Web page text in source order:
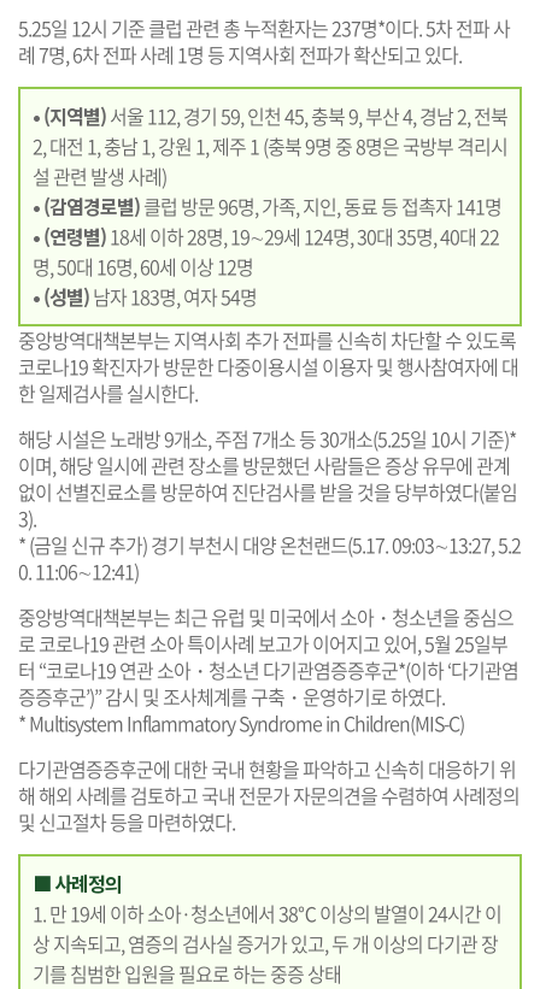
5.25일 12시 기준 클럽 관련 총 누적환자는 237명*이다. 5차 전파 사
례 7명, 6차 전파 사례 1명 등 지역사회 전파가 확산되고 있다.
• (지역별)서울 112, 경기 59, 인천 45, 충북 9, 부산 4, 경남 2, 전북
2, 대전 1, 충남 1, 강원 1, 제주 1 (충북 9명 중 8명은 국방부 격리시
설 관련 발생 사례)
• (감염경로별)클럽 방문 96명, 가족, 지인, 동료 등 접촉자 141명
• (연령별)18세 이하 28명, 19∼29세 124명, 30대 35명, 40대 22
명, 50대 16명, 60세 이상 12명
• (성별)남자 183명, 여자 54명
중앙방역대책본부는 지역사회 추가 전파를 신속히 차단할 수 있도록
코로나19 확진자가 방문한 다중이용시설 이용자 및 행사참여자에 대
한 일제검사를 실시한다.
해당 시설은 노래방 9개소, 주점 7개소 등 30개소(5.25일 10시 기준)*
이며, 해당 일시에 관련 장소를 방문했던 사람들은 증상 유무에 관계
없이 선별진료소를 방문하여 진단검사를 받을 것을 당부하였다(붙임
3).
* (금일 신규 추가) 경기 부천시 대양 온천랜드(5.17. 09:03∼13:27, 5.2
0. 11:06∼12:41)
중앙방역대책본부는 최근 유럽 및 미국에서 소아・청소년을 중심으
로 코로나19 관련 소아 특이사례 보고가 이어지고 있어, 5월 25일부
터 “코로나19 연관 소아・청소년 다기관염증증후군*(이하 ‘다기관염
증증후군’)” 감시 및 조사체계를 구축・운영하기로 하였다.
* Multisystem Inflammatory Syndrome in Children(MIS-C)
다기관염증증후군에 대한 국내 현황을 파악하고 신속히 대응하기 위
해 해외 사례를 검토하고 국내 전문가 자문의견을 수렴하여 사례정의
및 신고절차 등을 마련하였다.
■ 사례정의
1. 만 19세 이하 소아·청소년에서 38℃ 이상의 발열이 24시간 이
상 지속되고, 염증의 검사실 증거가 있고, 두 개 이상의 다기관 장
기를 침범한 입원을 필요로 하는 중증 상태